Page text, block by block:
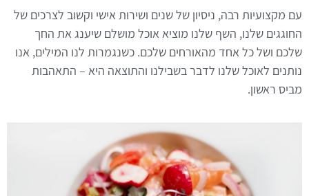
עם מקצועיות רבה, ניסיון של שנים ושירות אישי וקשוב לצרכים של
החוגגים שלנו, השף שלנו מוציא אוכל מושלם שיענג את החך
שלכם ושל כל אחד מהאורחים שלכם. כשנגמרות לנו המילים, אנו
נותנים לאוכל שלנו לדבר בשבילנו והתוצאה היא – התאהבות
מביס ראשון.